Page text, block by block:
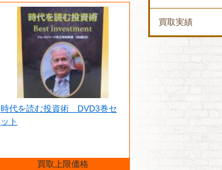
時代を読む投資術 DVD3巻セ
ット
買取上限価格
買取実績